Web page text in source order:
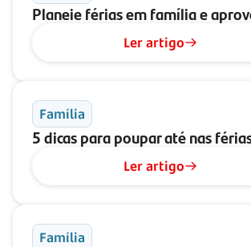
Planeie férias em família e
Ler artigo
Família
5 dicas para poupar até nas
Ler artigo
Família